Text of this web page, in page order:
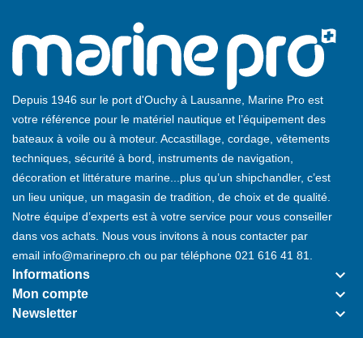
Depuis 1946 sur le port d'Ouchy à Lausanne, Marine Pro est
votre référence pour le matériel nautique et l’équipement des
bateaux à voile ou à moteur. Accastillage, cordage, vêtements
techniques, sécurité à bord, instruments de navigation,
décoration et littérature marine...plus qu’un shipchandler, c’est
un lieu unique, un magasin de tradition, de choix et de qualité.
Notre équipe d’experts est à votre service pour vous conseiller
dans vos achats. Nous vous invitons à nous contacter par
email info@marinepro.ch ou par téléphone 021 616 41 81
Informations keyboard_arrow_down
Mon compte keyboard_arrow_down
Newsletter keyboard_arrow_down